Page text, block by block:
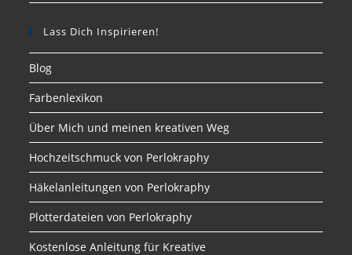
Lass Dich Inspirieren!
Blog
Farbenlexikon
Über Mich und meinen kreativen Weg
Hochzeitschmuck von Perlokraphy
Häkelanleitungen von Perlokraphy
Plotterdateien von Perlokraphy
Kostenlose Anleitung für Kreative